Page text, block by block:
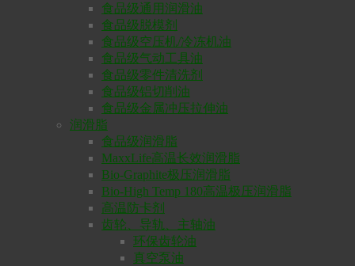
食品级通用润滑油
食品级脱模剂
食品级空压机/冷冻机油
食品级气动工具油
食品级零件清洗剂
食品级铝切削油
食品级金属冲压拉伸油
润滑脂
食品级润滑脂
MaxxLife高温长效润滑脂
Bio-Graphite极压润滑脂
Bio-High Temp 180高温极压润滑脂
高温防卡剂
齿轮、导轨、主轴油
环保齿轮油
真空泵油